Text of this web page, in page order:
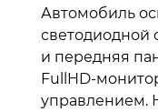
Автомобиль
светодиодной
и передняя
FullHD-
управлением.